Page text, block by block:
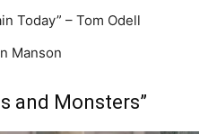
Today” – Tom Odell
Manson
and Monsters”